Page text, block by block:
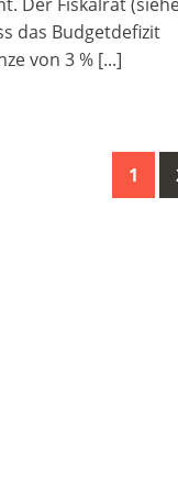
das Budgetdefizit
von 3 % [...]
1